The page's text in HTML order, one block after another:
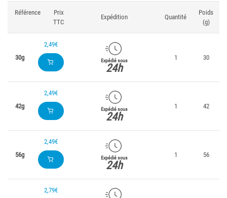
Référence
Prix
TTC
Expédition Quantité
Poids
(g)
30g
2,49€
Expédié sous
24h
1 30
42g
2,49€
Expédié sous
24h
1 42
56g
2,49€
Expédié sous
24h
1 56
2,79€